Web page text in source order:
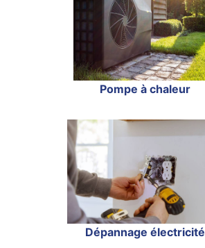
Pompe à chaleur
Dépannage électricité